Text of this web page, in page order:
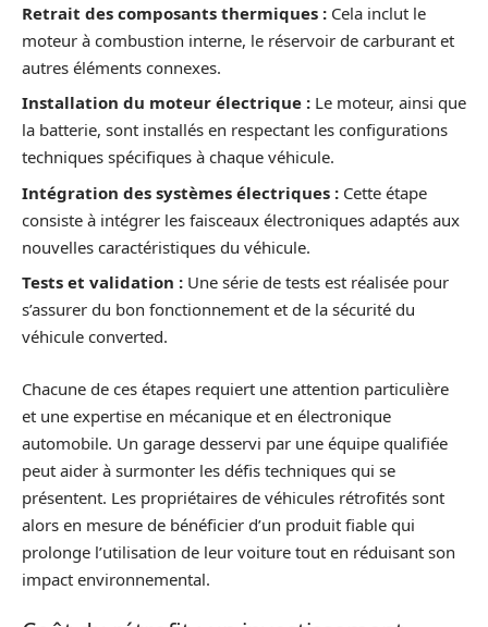
Retrait des composants thermiques : Cela inclut le
moteur à combustion interne, le réservoir de carburant et
autres éléments connexes.
Installation du moteur électrique : Le moteur, ainsi que
la batterie, sont installés en respectant les configurations
techniques spécifiques à chaque véhicule.
Intégration des systèmes électriques : Cette étape
consiste à intégrer les faisceaux électroniques adaptés aux
nouvelles caractéristiques du véhicule.
Tests et validation : Une série de tests est réalisée pour
s’assurer du bon fonctionnement et de la sécurité du
véhicule converted.
Chacune de ces étapes requiert une attention particulière
et une expertise en mécanique et en électronique
automobile. Un garage desservi par une équipe qualifiée
peut aider à surmonter les défis techniques qui se
présentent. Les propriétaires de véhicules rétrofités sont
alors en mesure de bénéficier d’un produit fiable qui
prolonge l’utilisation de leur voiture tout en réduisant son
impact environnemental.